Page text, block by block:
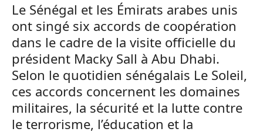
Le Sénégal et les Émirats arabes unis
ont singé six accords de coopération
dans le cadre de la visite officielle du
président Macky Sall à Abu Dhabi.
Selon le quotidien sénégalais Le Soleil,
ces accords concernent les domaines
militaires, la sécurité et la lutte contre
le terrorisme, l’éducation et la